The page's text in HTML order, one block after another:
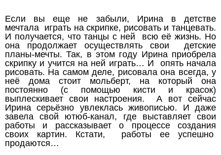
Если вы еще не забыли, Ирина в детстве
мечтала играть на скрипке, рисовать и танцевать.
И получается, что танцы с ней всю её жизнь. Но
она продолжает осуществлять свои детские
планы-мечты. Так, в этом году Ирина приобрела
скрипку и учится на ней играть… И опять начала
рисовать. На самом деле, рисовала она всегда, у
неё дома стоит мольберт, на который она
постоянно (с помощью кисти и красок)
выплескивает свои настроения. А вот сейчас
Ирина серьёзно увлеклась живописью. И даже
завела свой ютюб-канал, где выставляет свои
работы и рассказывает о процессе создания
своих картин. Кстати, работы ее успешно
продаются…